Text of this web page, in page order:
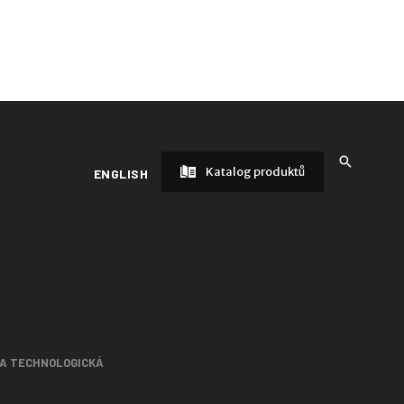
ENGLISH Katalog produktů
TECHNOLOGICKÁ